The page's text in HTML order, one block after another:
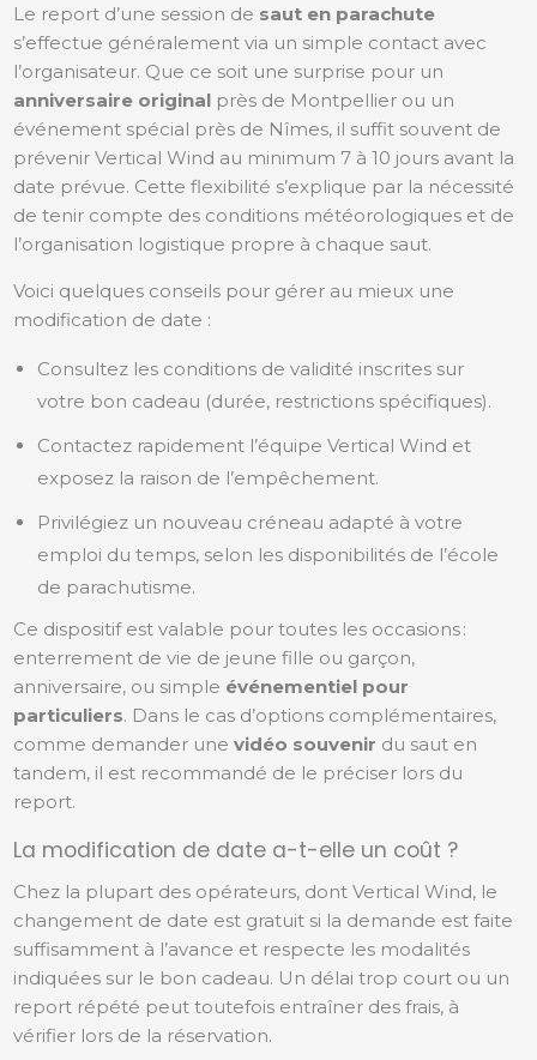
Le report d’une session de saut en parachute
s’effectue généralement via un simple contact avec
l’organisateur. Que ce soit une surprise pour un
anniversaire original près de Montpellier ou un
événement spécial près de Nîmes, il suffit souvent de
prévenir Vertical Wind au minimum 7 à 10 jours avant la
date prévue. Cette flexibilité s’explique par la nécessité
de tenir compte des conditions météorologiques et de
l’organisation logistique propre à chaque saut.
Voici quelques conseils pour gérer au mieux une
modification de date :
Consultez les conditions de validité inscrites sur
votre bon cadeau (durée, restrictions spécifiques).
Contactez rapidement l’équipe Vertical Wind et
exposez la raison de l’empêchement.
Privilégiez un nouveau créneau adapté à votre
emploi du temps, selon les disponibilités de l’école
de parachutisme.
Ce dispositif est valable pour toutes les occasions :
enterrement de vie de jeune fille ou garçon,
anniversaire, ou simple événementiel pour
particuliers. Dans le cas d’options complémentaires,
comme demander unevidéo souvenir du saut en
tandem, il est recommandé de le préciser lors du
report.
La modification de date a-t-elle un coût ?
Chez la plupart des opérateurs, dont Vertical Wind, le
changement de date est gratuit si la demande est faite
suffisamment à l’avance et respecte les modalités
indiquées sur le bon cadeau. Un délai trop court ou un
report répété peut toutefois entraîner des frais, à
vérifier lors de la réservation.